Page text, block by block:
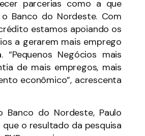
parcerias como a que
Banco do Nordeste. Com
estamos apoiando os
a gerarem mais emprego
“Pequenos Negócios mais
de mais empregos, mais
econômico”, acrescenta
Banco do Nordeste, Paulo
que o resultado da pesquisa